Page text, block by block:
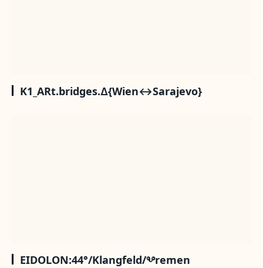
K1_ARt.bridges.∆{Wien↔Sarajevo}
EIDOLON:44°/Klangfeld/Ⰲremen